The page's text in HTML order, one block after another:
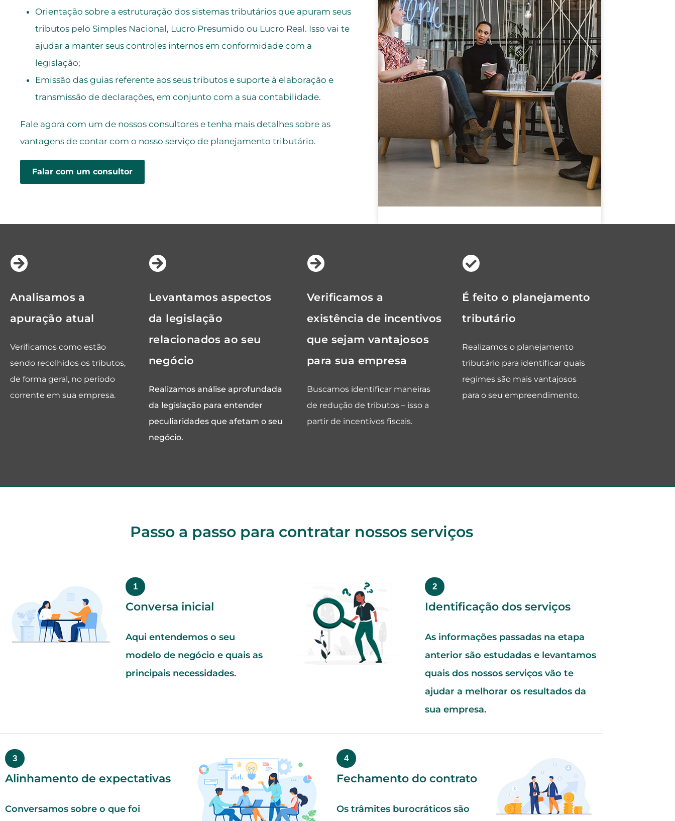
Orientação sobre a estruturação dos sistemas tributários que apuram seus
tributos pelo Simples Nacional, Lucro Presumido ou Lucro Real. Isso vai te
ajudar a manter seus controles internos em conformidade com a
legislação;
Emissão das guias referente aos seus tributos e suporte à elaboração e
transmissão de declarações, em conjunto com a sua contabilidade.
Fale agora com um de nossos consultores e tenha mais detalhes sobre as
vantagens de contar com o nosso serviço de planejamento tributário.
Falar com um consultor
Analisamos a
apuração atual
Verificamos como estão
sendo recolhidos os tributos,
de forma geral, no período
corrente em sua empresa.
Levantamos aspectos
da legislação
relacionados ao seu
negócio
Realizamos análise aprofundada
da legislação para entender
peculiaridades que afetam o seu
negócio.
Verificamos a
existência de incentivos
que sejam vantajosos
para sua empresa
Buscamos identificar maneiras
de redução de tributos – isso a
partir de incentivos fiscais.
É feito o planejamento
tributário
Realizamos o planejamento
tributário para identificar quais
regimes são mais vantajosos
para o seu empreendimento.
Passo a passo para contratar nossos serviços
1
Conversa inicial
Aqui entendemos o seu
modelo de negócio e quais as
principais necessidades.
2
Identificação dos serviços
As informações passadas na etapa
anterior são estudadas e levantamos
quais dos nossos serviços vão te
ajudar a melhorar os resultados da
sua empresa.
3
Alinhamento de expectativas
Conversamos sobre o que foi
4
Fechamento do contrato
Os trâmites burocráticos são